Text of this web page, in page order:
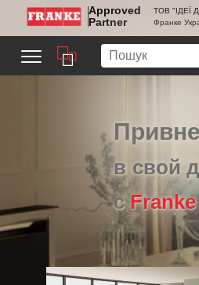
Approved
Partner
ТОВ "ІДЕЇ
Франке
в свой
сFranke